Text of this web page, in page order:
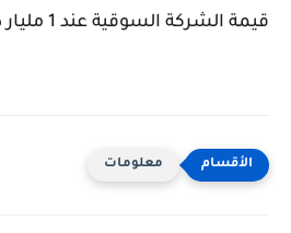
قيمة الشركة السوقية عند 1 مليار دولار.
معلومات